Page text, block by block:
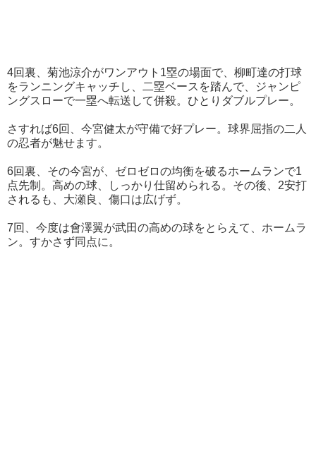
4回裏、菊池涼介がワンアウト1塁の場面で、柳町達の打球
をランニングキャッチし、二塁ベースを踏んで、ジャンピ
ングスローで一塁へ転送して併殺。ひとりダブルプレー。
さすれば6回、今宮健太が守備で好プレー。球界屈指の二人
の忍者が魅せます。
6回裏、その今宮が、ゼロゼロの均衡を破るホームランで1
点先制。高めの球、しっかり仕留められる。その後、2安打
されるも、大瀬良、傷口は広げず。
7回、今度は會澤翼が武田の高めの球をとらえて、ホームラ
ン。すかさず同点に。